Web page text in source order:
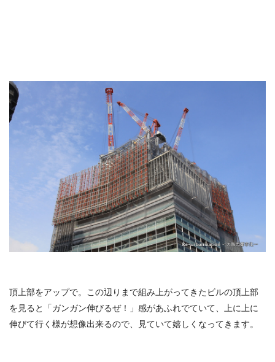
頂上部をアップで。この辺りまで組み上がってきたビルの頂上部
を見ると「ガンガン伸びるぜ！」感があふれでていて、上に上に
伸びて行く様が想像出来るので、見ていて嬉しくなってきます。